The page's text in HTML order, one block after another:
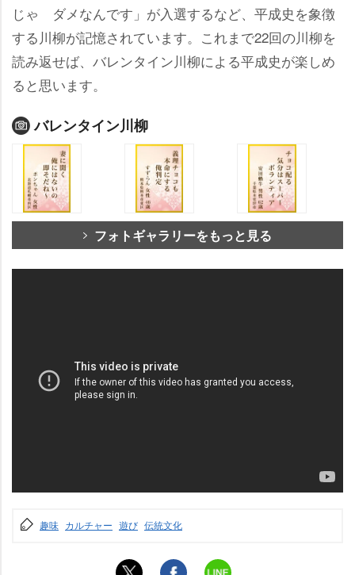
じゃ ダメなんです」が入選するなど、平成史を象徴
する川柳が記憶されています。これまで22回の川柳を
読み返せば、バレンタイン川柳による平成史が楽しめ
ると思います。
バレンタイン川柳
フォトギャラリーをもっと見る
趣味 カルチャー 遊び 伝統文化